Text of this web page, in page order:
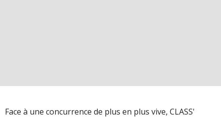
Face à une concurrence de plus en plus vive, CLASS'